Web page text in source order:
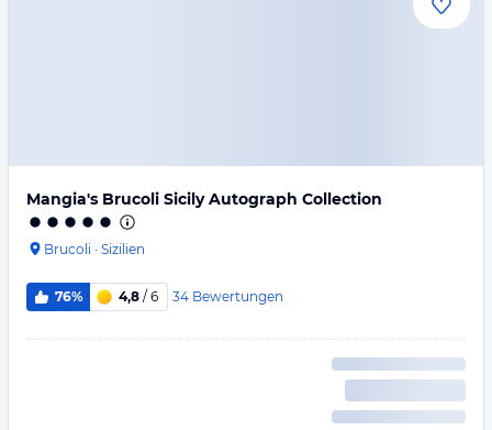
Mangia's Brucoli Sicily Autograph Collection
Brucoli · Sizilien
76% 4,8 / 6 34 Bewertungen